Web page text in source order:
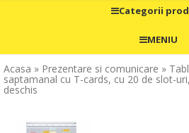
Categorii
MENIU
Acasa » Prezentare si comunicare »
saptamanal cu T-cards, cu 20 de slot-
deschis